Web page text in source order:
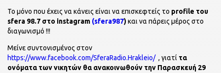
Το μόνο που έχεις να κάνεις είναι να επισκεφτείς το profile του
sfera 98.7 στο instagram (sfera987)και να πάρεις μέρος στο
διαγωνισμό !!!
Μείνε συντονισμένος στον
https://www.facebook.com/SferaRadio.Hrakleio/, γιατί τα
ονόματα των νικητών θα ανακοινωθούν την Παρασκευή 29